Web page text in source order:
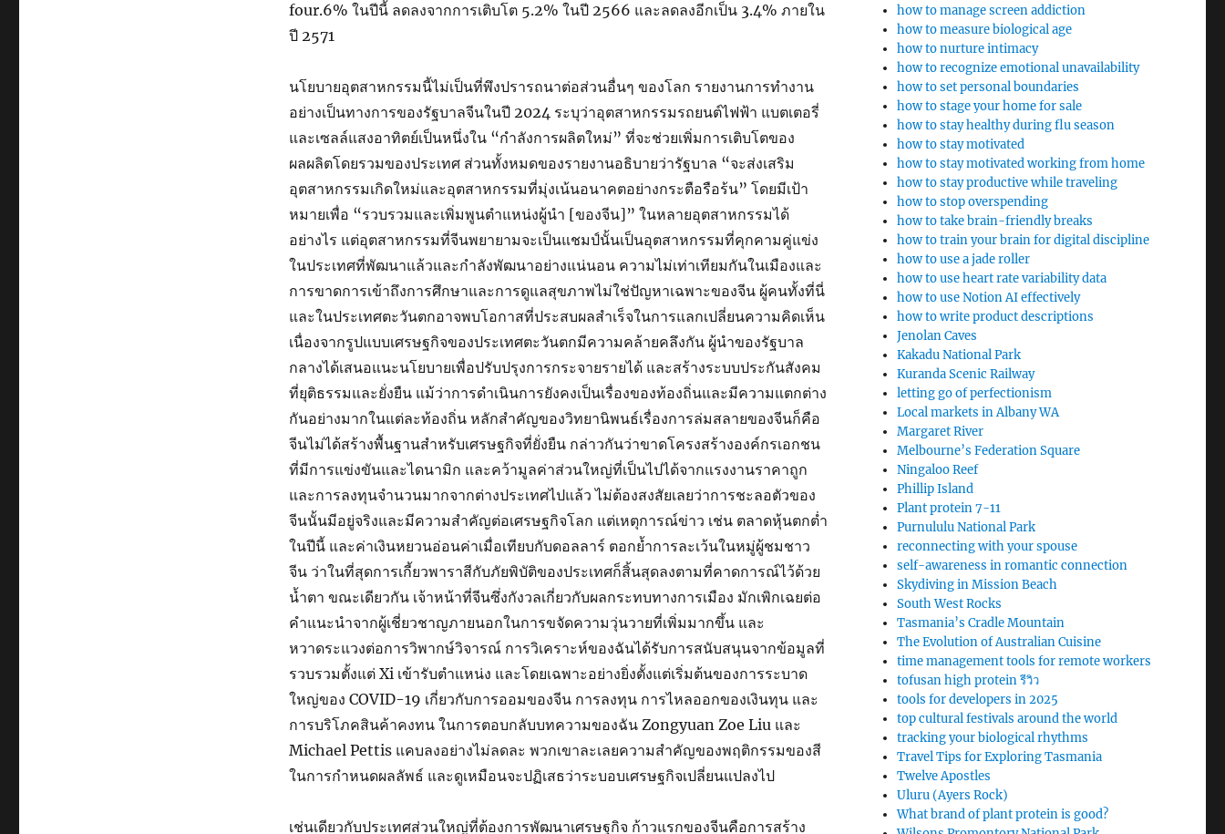
four.6% ในปีนี้ ลดลงจากการเติบโต 5.2% ในปี 2566 และลดลงอีกเป็น 3.4% ภายใน
ปี 2571
นโยบายอุตสาหกรรมนี้ไม่เป็นที่พึงปรารถนาต่อส่วนอื่นๆ ของโลก รายงานการทำงาน
อย่างเป็นทางการของรัฐบาลจีนในปี 2024 ระบุว่าอุตสาหกรรมรถยนต์ไฟฟ้า แบตเตอรี่
และเซลล์แสงอาทิตย์เป็นหนึ่งใน “กำลังการผลิตใหม่” ที่จะช่วยเพิ่มการเติบโตของ
ผลผลิตโดยรวมของประเทศ ส่วนทั้งหมดของรายงานอธิบายว่ารัฐบาล “จะส่งเสริม
อุตสาหกรรมเกิดใหม่และอุตสาหกรรมที่มุ่งเน้นอนาคตอย่างกระตือรือร้น” โดยมีเป้า
หมายเพื่อ “รวบรวมและเพิ่มพูนตำแหน่งผู้นำ [ของจีน]” ในหลายอุตสาหกรรมได้
อย่างไร แต่อุตสาหกรรมที่จีนพยายามจะเป็นแชมป์นั้นเป็นอุตสาหกรรมที่คุกคามคู่แข่ง
ในประเทศที่พัฒนาแล้วและกำลังพัฒนาอย่างแน่นอน ความไม่เท่าเทียมกันในเมืองและ
การขาดการเข้าถึงการศึกษาและการดูแลสุขภาพไม่ใช่ปัญหาเฉพาะของจีน ผู้คนทั้งที่นี่
และในประเทศตะวันตกอาจพบโอกาสที่ประสบผลสำเร็จในการแลกเปลี่ยนความคิดเห็น
เนื่องจากรูปแบบเศรษฐกิจของประเทศตะวันตกมีความคล้ายคลึงกัน ผู้นำของรัฐบาล
กลางได้เสนอแนะนโยบายเพื่อปรับปรุงการกระจายรายได้ และสร้างระบบประกันสังคม
ที่ยุติธรรมและยั่งยืน แม้ว่าการดำเนินการยังคงเป็นเรื่องของท้องถิ่นและมีความแตกต่าง
กันอย่างมากในแต่ละท้องถิ่น หลักสำคัญของวิทยานิพนธ์เรื่องการล่มสลายของจีนก็คือ
จีนไม่ได้สร้างพื้นฐานสำหรับเศรษฐกิจที่ยั่งยืน กล่าวกันว่าขาดโครงสร้างองค์กรเอกชน
ที่มีการแข่งขันและไดนามิก และคว้ามูลค่าส่วนใหญ่ที่เป็นไปได้จากแรงงานราคาถูก
และการลงทุนจำนวนมากจากต่างประเทศไปแล้ว ไม่ต้องสงสัยเลยว่าการชะลอตัวของ
จีนนั้นมีอยู่จริงและมีความสำคัญต่อเศรษฐกิจโลก แต่เหตุการณ์ข่าว เช่น ตลาดหุ้นตกต่ำ
ในปีนี้ และค่าเงินหยวนอ่อนค่าเมื่อเทียบกับดอลลาร์ ตอกย้ำการละเว้นในหมู่ผู้ชมชาว
จีน ว่าในที่สุดการเกี้ยวพาราสีกับภัยพิบัติของประเทศก็สิ้นสุดลงตามที่คาดการณ์ไว้ด้วย
น้ำตา ขณะเดียวกัน เจ้าหน้าที่จีนซึ่งกังวลเกี่ยวกับผลกระทบทางการเมือง มักเพิกเฉยต่อ
คำแนะนำจากผู้เชี่ยวชาญภายนอกในการขจัดความวุ่นวายที่เพิ่มมากขึ้น และ
หวาดระแวงต่อการวิพากษ์วิจารณ์ การวิเคราะห์ของฉันได้รับการสนับสนุนจากข้อมูลที่
รวบรวมตั้งแต่ Xi เข้ารับตำแหน่ง และโดยเฉพาะอย่างยิ่งตั้งแต่เริ่มต้นของการระบาด
ใหญ่ของ COVID-19 เกี่ยวกับการออมของจีน การลงทุน การไหลออกของเงินทุน และ
การบริโภคสินค้าคงทน ในการตอบกลับบทความของฉัน Zongyuan Zoe Liu และ
Michael Pettis แคบลงอย่างไม่ลดละ พวกเขาละเลยความสำคัญของพฤติกรรมของสี
ในการกำหนดผลลัพธ์ และดูเหมือนจะปฏิเสธว่าระบอบเศรษฐกิจเปลี่ยนแปลงไป
เช่นเดียวกับประเทศส่วนใหญ่ที่ต้องการพัฒนาเศรษฐกิจ ก้าวแรกของจีนคือการสร้าง
how to manage screen addiction
how to measure biological age
how to nurture intimacy
how to recognize emotional unavailability
how to set personal boundaries
how to stage your home for sale
how to stay healthy during flu season
how to stay motivated
how to stay motivated working from home
how to stay productive while traveling
how to stop overspending
how to take brain-friendly breaks
how to train your brain for digital discipline
how to use a jade roller
how to use heart rate variability data
how to use Notion AI effectively
how to write product descriptions
Jenolan Caves
Kakadu National Park
Kuranda Scenic Railway
letting go of perfectionism
Local markets in Albany WA
Margaret River
Melbourne’s Federation Square
Ningaloo Reef
Phillip Island
Plant protein 7-11
Purnululu National Park
reconnecting with your spouse
self-awareness in romantic connection
Skydiving in Mission Beach
South West Rocks
Tasmania’s Cradle Mountain
The Evolution of Australian Cuisine
time management tools for remote workers
tofusan high protein รีวิว
tools for developers in 2025
top cultural festivals around the world
tracking your biological rhythms
Travel Tips for Exploring Tasmania
Twelve Apostles
Uluru (Ayers Rock)
What brand of plant protein is good?